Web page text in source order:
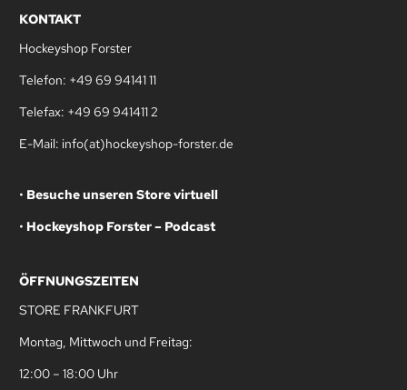
KONTAKT
Hockeyshop Forster
Telefon: +49 69 94141 11
Telefax: +49 69 941411 2
E-Mail: info(at)hockeyshop-forster.de
• Besuche unseren Store virtuell
• Hockeyshop Forster – Podcast
ÖFFNUNGSZEITEN
STORE FRANKFURT
Montag, Mittwoch und Freitag:
12:00 – 18:00 Uhr